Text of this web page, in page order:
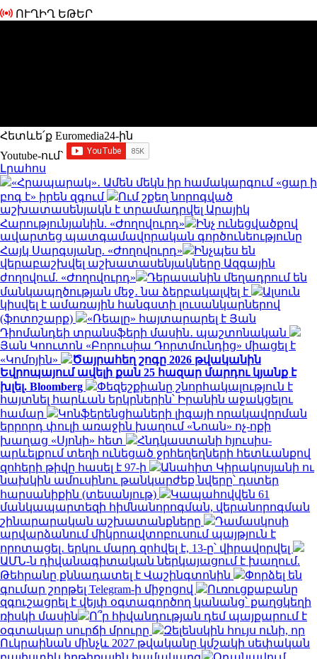
ՈՒՂԻՂ ԵԹԵՐ
Հետևե՛ք Euromedia24-ին
Youtube-ում`
Լրահոս
«Հրապարակ»․ Ամեն մեկն իր համակարգում «ցար ի
բոգ է» իրեն զգում
Ում շքեղ նորոգված
աշխատասենյակն է տրամադրվել Արայիկ
Հարությունյանին. «Ժողովուրդ»
Ինչ ունեցվածքով
ավարտեց պատգամավորական գործունեությունը
Հայկ Սարգսյանը. «Ժողովուրդ»
Ինչպես են
վերաբաշխվել աշխատասենյակները Ազգային
ժողովում. «Ժողովուրդ»
Դերասանին մեղադրում են
մանկապղծության մեջ․ նա ձերբակալվել է
Ալսուն
կիսվել է ամառային հանգստի լուսանկարներով
(ֆոտոշարք)
«Ռեալը» հայտարարել է Յան
Դիոմանդեի տրանսֆերի մասին․ պաշտոնական
Յան Կոուտոն «Բորուսիա Դորտմունդից» միացել է
«Կոմոյին»
Ծայրահեղ շոգը 2026 թվականին
Եվրոպայում ավելի քան 25 հազար մարդու կյանք է
խլել. Bloomberg
Փեզեշքիանը շնորհակալություն է
հայտնել հարևան երկրներին՝ Իրանին աջակցելու
համար
Կոնֆերենցիաների լիգայի որակավորման
երրորդ փուլի առաջին խաղում «Նոան» ոչ-ոքի
խաղաց «Սյոնի» հետ
Հնդկաստանի հյուսիս-
արևելքում տեղի ունեցած ջրհեղեղների հետևանքով
զոհերի թիվը հասել է 97-ի
Անահիտ Կիրակոսյանի ու
նախկին ամուսինու թանկարժեք նվերը՝ դստեր
հարսանիքին (տեսանյութ)
Կապահովվեն 61
մանկապարտեզի հիմնանորոգման, վերանորոգման
շինարարական աշխատանքները
Դամասկոսի
արվարձանում միկրոավտոբուսում պայթյուն է
որոտացել․ երկու մարդ զոհվել է, 13-ը՝ վիրավորվել
ԱՄՆ-ն դիվանագիտական ներկայացում է խաղում.
Թեհրանը քննադատել է Վաշինգտոնին
Փորձել են
գումար շորթել Telegram-ի միջոցով
Ուռուցքաբանը
զգուշացրել է վեյփ օգտագործող կանանց՝ քաղցկեղի
ռիսկի մասին
Ո՞ր հիվանդության դեմ պայքարում է
օգտակար սուրճի մրուրը
Զելենսկին հույս ունի, որ
Ուկրաինան մինչև 2027 թվականը կմշակի սեփական